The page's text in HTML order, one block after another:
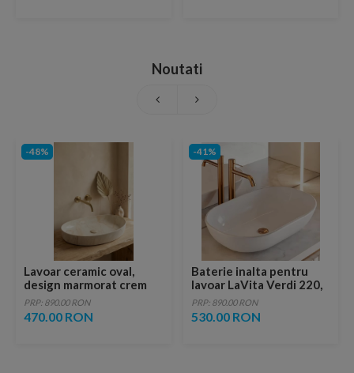
Noutati
-48%
Lavoar ceramic oval,
design marmorat crem
lucios cu vene aurii,
ventil inclus
PRP: 890.00 RON
470.00 RON
-41%
Baterie inalta pentru
lavoar LaVita Verdi 220,
fara ventil, brushed
copper
PRP: 890.00 RON
530.00 RON